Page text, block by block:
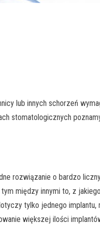
lub innych schorzeń
stomatologicznych
rozwiązanie o bardzo
między innymi to, z
tylko jednego
większej ilości